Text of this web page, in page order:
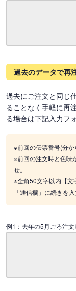
過去のデータで再
過去にご注文と同じ
ることなく手軽に再
る場合は下記入力フ
※前回の伝票番号(分か
※前回の注文時と色味
せ。
※全角50文字以内【文
「通信欄」に続きを
例1：去年の5月ごろ注